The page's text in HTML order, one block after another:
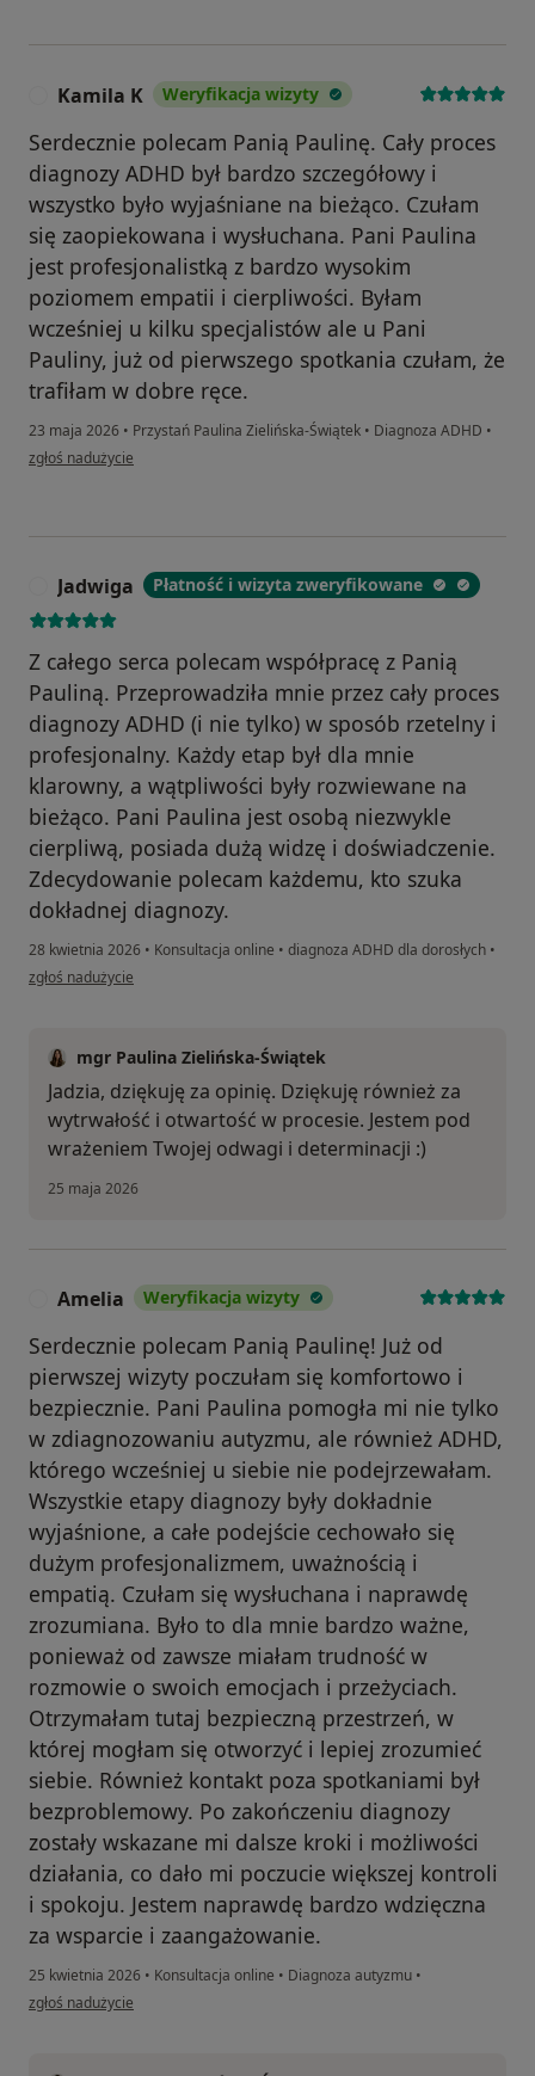
Kamila K Weryfikacja wizyty
Serdecznie polecam Panią Paulinę. Cały proces
diagnozy ADHD był bardzo szczegółowy i
wszystko było wyjaśniane na bieżąco. Czułam
się zaopiekowana i wysłuchana. Pani Paulina
jest profesjonalistką z bardzo wysokim
poziomem empatii i cierpliwości. Byłam
wcześniej u kilku specjalistów ale u Pani
Pauliny, już od pierwszego spotkania czułam, że
trafiłam w dobre ręce.
23 maja 2026 • Przystań Paulina Zielińska-Świątek • Diagnoza ADHD •
w opinii użytkownika Kamila K
zgłoś nadużycie
Jadwiga Płatność i wizyta zweryfikowane
Z całego serca polecam współpracę z Panią
Pauliną. Przeprowadziła mnie przez cały proces
diagnozy ADHD (i nie tylko) w sposób rzetelny i
profesjonalny. Każdy etap był dla mnie
klarowny, a wątpliwości były rozwiewane na
bieżąco. Pani Paulina jest osobą niezwykle
cierpliwą, posiada dużą widzę i doświadczenie.
Zdecydowanie polecam każdemu, kto szuka
dokładnej diagnozy.
28 kwietnia 2026 • Konsultacja online • diagnoza ADHD dla dorosłych •
w opinii użytkownika Jadwiga
zgłoś nadużycie
mgr Paulina Zielińska-Świątek
Jadzia, dziękuję za opinię. Dziękuję również za
wytrwałość i otwartość w procesie. Jestem pod
wrażeniem Twojej odwagi i determinacji :)
25 maja 2026
Amelia Weryfikacja wizyty
Serdecznie polecam Panią Paulinę! Już od
pierwszej wizyty poczułam się komfortowo i
bezpiecznie. Pani Paulina pomogła mi nie tylko
w zdiagnozowaniu autyzmu, ale również ADHD,
którego wcześniej u siebie nie podejrzewałam.
Wszystkie etapy diagnozy były dokładnie
wyjaśnione, a całe podejście cechowało się
dużym profesjonalizmem, uważnością i
empatią. Czułam się wysłuchana i naprawdę
zrozumiana. Było to dla mnie bardzo ważne,
ponieważ od zawsze miałam trudność w
rozmowie o swoich emocjach i przeżyciach.
Otrzymałam tutaj bezpieczną przestrzeń, w
której mogłam się otworzyć i lepiej zrozumieć
siebie. Również kontakt poza spotkaniami był
bezproblemowy. Po zakończeniu diagnozy
zostały wskazane mi dalsze kroki i możliwości
działania, co dało mi poczucie większej kontroli
i spokoju. Jestem naprawdę bardzo wdzięczna
za wsparcie i zaangażowanie.
25 kwietnia 2026 • Konsultacja online • Diagnoza autyzmu •
w opinii użytkownika Amelia
zgłoś nadużycie